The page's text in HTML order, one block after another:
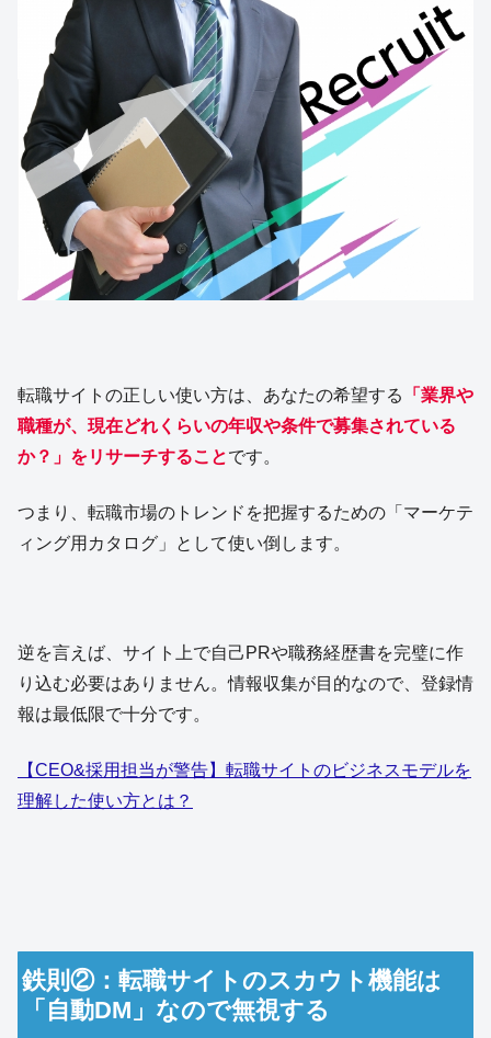
転職サイトの正しい使い方は、あなたの希望する
「業界や
職種が、現在どれくらいの年収や条件で募集されている
か？」をリサーチすることです。
つまり、転職市場のトレンドを把握するための「マーケテ
ィング用カタログ」として使い倒します。
逆を言えば、サイト上で自己PRや職務経歴書を完璧に作
り込む必要はありません。情報収集が目的なので、登録情
報は最低限で十分です。
【CEO&採用担当が警告】転職サイトのビジネスモデルを
理解した使い方とは？
鉄則②：転職サイトのスカウト機能は
「自動DM」なので無視する